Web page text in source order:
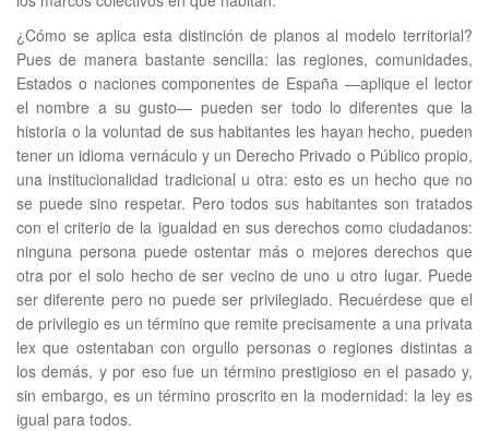
¿Cómo se aplica esta distinción de planos al modelo territorial?
Pues de manera bastante sencilla: las regiones, comunidades,
Estados o naciones componentes de España —aplique el lector
el nombre a su gusto— pueden ser todo lo diferentes que la
historia o la voluntad de sus habitantes les hayan hecho, pueden
tener un idioma vernáculo y un Derecho Privado o Público propio,
una institucionalidad tradicional u otra: esto es un hecho que no
se puede sino respetar. Pero todos sus habitantes son tratados
con el criterio de la igualdad en sus derechos como ciudadanos:
ninguna persona puede ostentar más o mejores derechos que
otra por el solo hecho de ser vecino de uno u otro lugar. Puede
ser diferente pero no puede ser privilegiado. Recuérdese que el
de privilegio es un término que remite precisamente a una privata
lex que ostentaban con orgullo personas o regiones distintas a
los demás, y por eso fue un término prestigioso en el pasado y,
sin embargo, es un término proscrito en la modernidad: la ley es
igual para todos.